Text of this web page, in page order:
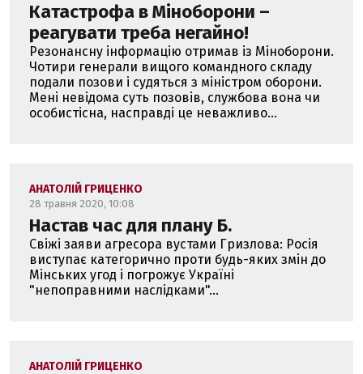
Катастрофа в Міноборони –
реагувати треба негайно!
Резонансну інформацію отримав із Міноборони.
Чотири генерали вищого командного складу
подали позови і судяться з міністром оборони.
Мені невідома суть позовів, службова вона чи
особистісна, насправді це неважливо...
АНАТОЛІЙ ГРИЦЕНКО
28 травня 2020, 10:08
Настав час для плану Б.
Свіжі заяви агресора вустами Гризлова: Росія
виступає категорично проти будь-яких змін до
Мінських угод і погрожує Україні
"непоправними наслідками"...
АНАТОЛІЙ ГРИЦЕНКО